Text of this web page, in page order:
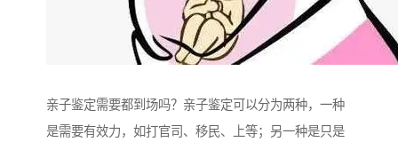
亲子鉴定需要都到场吗？亲子鉴定可以分为两种，一种
是需要有效力，如打官司、移民、上等；另一种是只是